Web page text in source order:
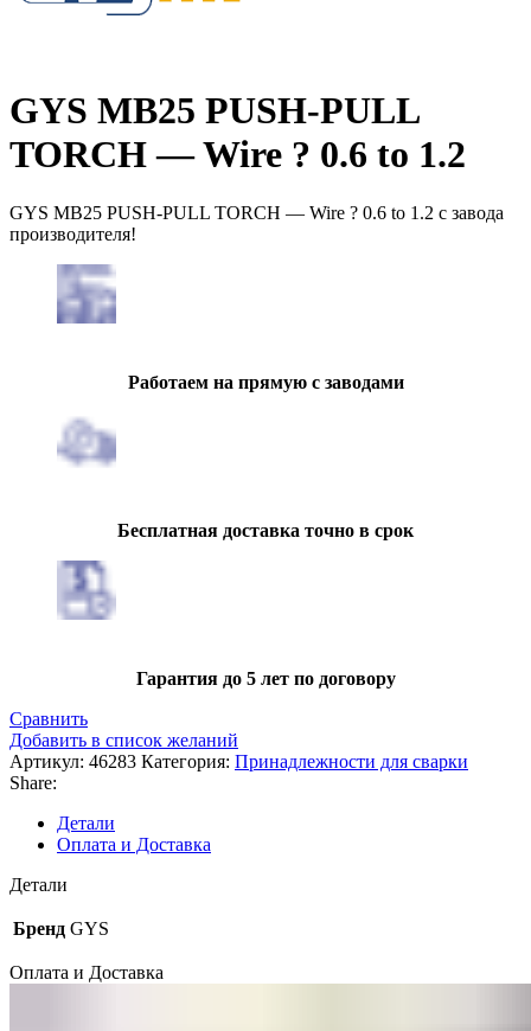
GYS MB25 PUSH-PULL
TORCH — Wire ? 0.6 to 1.2
GYS MB25 PUSH-PULL TORCH — Wire ? 0.6 to 1.2 с завода
производителя!
Работаем на прямую с заводами
Бесплатная доставка точно в срок
Гарантия до 5 лет по договору
Сравнить
Добавить в список желаний
Артикул: 46283 Категория: Принадлежности для сварки
Share:
Детали
Оплата и Доставка
Детали
Бренд GYS
Оплата и Доставка